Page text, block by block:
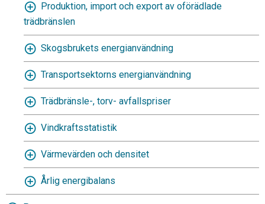
Produktion, import och export av oförädlade
trädbränslen
Skogsbrukets energianvändning
Transportsektorns energianvändning
Trädbränsle-, torv- avfallspriser
Vindkraftsstatistik
Värmevärden och densitet
Årlig energibalans